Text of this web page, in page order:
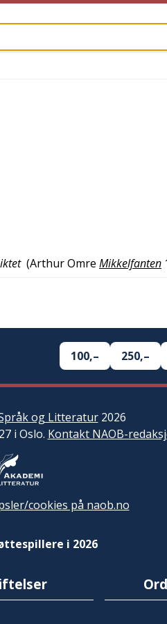
(Arthur Omre Mikkelfanten
100,– 250,–
og Litteratur2026
i Oslo. Kontakt NAOB-
cookies på naob.no
i 2026